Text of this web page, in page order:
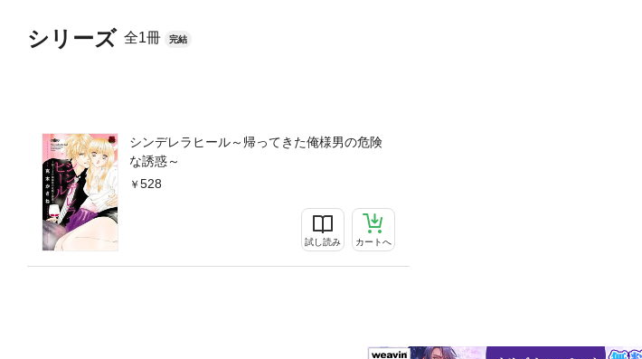
シリーズ 全1冊 完結
シンデレラヒール～帰ってきた俺様男の危険
な誘惑～
528
試し読み カートへ